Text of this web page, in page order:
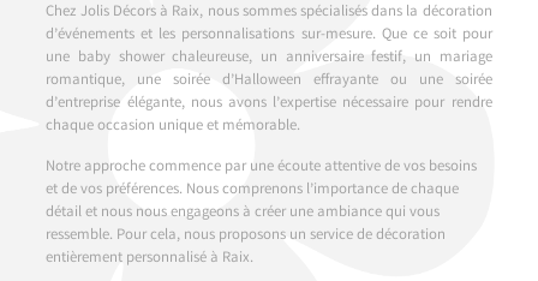
Chez Jolis Décors à Raix, nous sommes spécialisés dans la décoration
d’événements et les personnalisations sur-mesure. Que ce soit pour
une baby shower chaleureuse, un anniversaire festif, un mariage
romantique, une soirée d’Halloween effrayante ou une soirée
d’entreprise élégante, nous avons l’expertise nécessaire pour rendre
chaque occasion unique et mémorable.
Notre approche commence par une écoute attentive de vos besoins
et de vos préférences. Nous comprenons l’importance de chaque
détail et nous nous engageons à créer une ambiance qui vous
ressemble. Pour cela, nous proposons un service de décoration
entièrement personnalisé à Raix.